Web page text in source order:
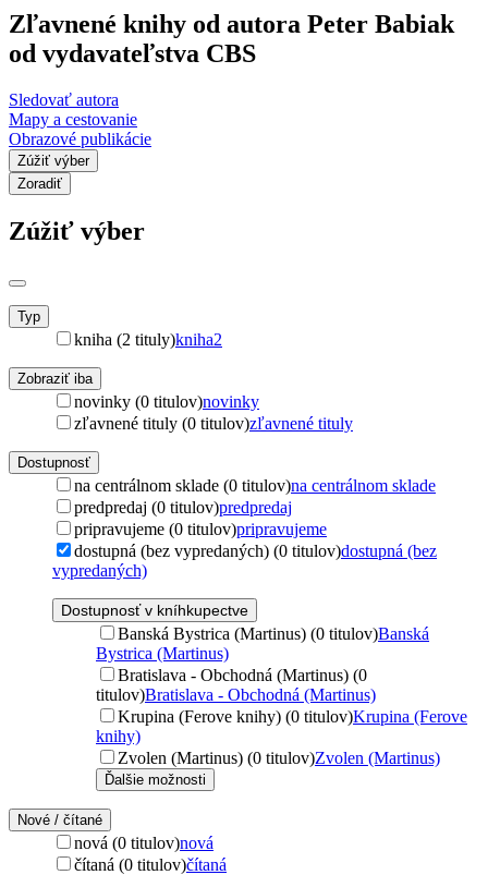
Zľavnené knihy od autora Peter Babiak
od vydavateľstva CBS
Sledovať autora
Mapy a cestovanie
Obrazové publikácie
Zúžiť výber
Zoradiť
Zúžiť výber
Typ
kniha (2 tituly)kniha2
Zobraziť iba
novinky (0 titulov)novinky
zľavnené tituly (0 titulov)zľavnené tituly
Dostupnosť
na centrálnom sklade (0 titulov)na centrálnom sklade
predpredaj (0 titulov)predpredaj
pripravujeme (0 titulov)pripravujeme
dostupná (bez vypredaných) (0 titulov)dostupná (bez
vypredaných)
Dostupnosť v kníhkupectve
Banská Bystrica (Martinus) (0 titulov)Banská
Bystrica (Martinus)
Bratislava - Obchodná (Martinus) (0
titulov)Bratislava - Obchodná (Martinus)
Krupina (Ferove knihy) (0 titulov)Krupina (Ferove
knihy)
Zvolen (Martinus) (0 titulov)Zvolen (Martinus)
Ďalšie možnosti
Nové / čítané
nová (0 titulov)nová
čítaná (0 titulov)čítaná